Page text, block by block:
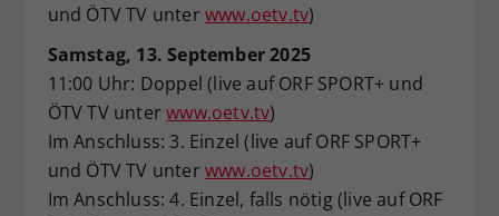
und ÖTV TV unter www.oetv.tv)
Samstag, 13. September 2025
11:00 Uhr: Doppel (live auf ORF SPORT+ und
ÖTV TV unterwww.oetv.tv)
Im Anschluss: 3. Einzel (live auf ORF SPORT+
und ÖTV TV unter www.oetv.tv)
Im Anschluss: 4. Einzel, falls nötig (live auf ORF